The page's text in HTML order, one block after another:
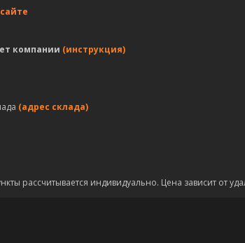
компании (инструкция)
(адрес склада)
рассчитывается индивидуально. Цена зависит от